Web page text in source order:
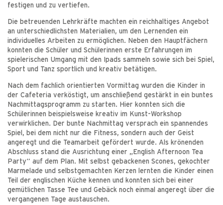
festigen und zu vertiefen.
Die betreuenden Lehrkräfte machten ein reichhaltiges Angebot
an unterschiedlichsten Materialien, um den Lernenden ein
individuelles Arbeiten zu ermöglichen. Neben den Hauptfächern
konnten die Schüler und Schülerinnen erste Erfahrungen im
spielerischen Umgang mit den Ipads sammeln sowie sich bei Spiel,
Sport und Tanz sportlich und kreativ betätigen.
Nach dem fachlich orientierten Vormittag wurden die Kinder in
der Cafeteria verköstigt, um anschließend gestärkt in ein buntes
Nachmittagsprogramm zu starten. Hier konnten sich die
Schülerinnen beispielsweise kreativ im Kunst-Workshop
verwirklichen. Der bunte Nachmittag versprach ein spannendes
Spiel, bei dem nicht nur die Fitness, sondern auch der Geist
angeregt und die Teamarbeit gefördert wurde. Als krönenden
Abschluss stand die Ausrichtung einer „English Afternoon Tea
Party“ auf dem Plan. Mit selbst gebackenen Scones, gekochter
Marmelade und selbstgemachten Kerzen lernten die Kinder einen
Teil der englischen Küche kennen und konnten sich bei einer
gemütlichen Tasse Tee und Gebäck noch einmal angeregt über die
vergangenen Tage austauschen.